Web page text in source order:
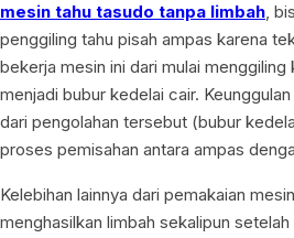
mesin tahu tasudo tanpa limbah,
penggiling tahu pisah ampas karena
bekerja mesin ini dari mulai menggiling
menjadi bubur kedelai cair.
dari pengolahan tersebut (bubur
proses pemisahan antara ampas
Kelebihan lainnya dari pemakaian
menghasilkan limbah sekalipun